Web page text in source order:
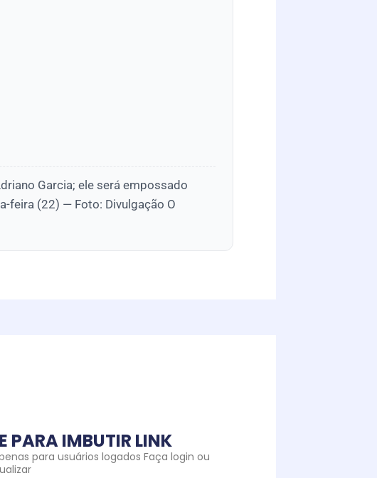
Garcia; ele será empossado
feira (22) — Foto: Divulgação O
PARA IMBUTIR LINK
para usuários logados Faça login ou